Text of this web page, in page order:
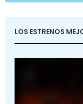
LOS ESTRENOS